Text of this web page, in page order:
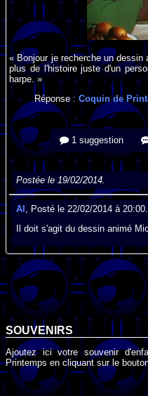
« Bonjour je recherche un
plus de l'histoire juste d'un
harpe. »
Réponse :Coquin de
1 suggestion
Postée le 19/02/2014.
Al , Posté le 22/02/2014 à 20:00.
Il doit s'agit du dessin animé
SOUVENIRS
Ajoutez ici votre souvenir
Printemps en cliquant sur le